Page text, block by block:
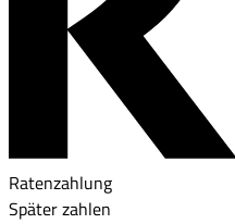
Ratenzahlung
Später zahlen